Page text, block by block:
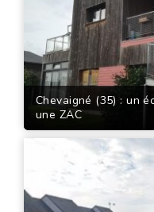
Chevaigné (35) : un
une ZAC